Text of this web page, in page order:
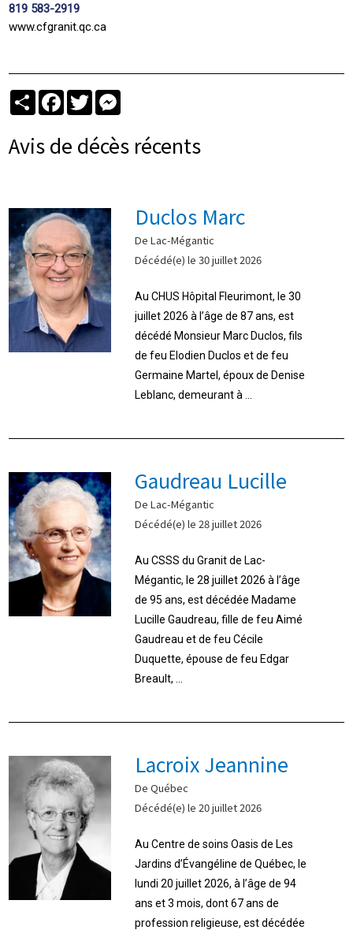
819 583-2919
www.cfgranit.qc.ca
PartagerFacebook
Twitter
Avis de décès récents
Duclos Marc
De Lac-Mégantic
Décédé(e) le 30 juillet 2026
Au CHUS Hôpital Fleurimont, le 30
juillet 2026 à l’âge de 87 ans, est
décédé Monsieur Marc Duclos, fils
de feu Elodien Duclos et de feu
Germaine Martel, époux de Denise
Leblanc, demeurant à ...
Gaudreau Lucille
De Lac-Mégantic
Décédé(e) le 28 juillet 2026
Au CSSS du Granit de Lac-
Mégantic, le 28 juillet 2026 à l’âge
de 95 ans, est décédée Madame
Lucille Gaudreau, fille de feu Aimé
Gaudreau et de feu Cécile
Duquette, épouse de feu Edgar
Breault, ...
Lacroix Jeannine
De Québec
Décédé(e) le 20 juillet 2026
Au Centre de soins Oasis de Les
Jardins d’Évangéline de Québec, le
lundi 20 juillet 2026, à l’âge de 94
ans et 3 mois, dont 67 ans de
profession religieuse, est décédée